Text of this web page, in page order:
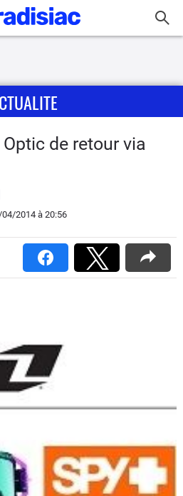
de retour via
04/2014 à 20:56